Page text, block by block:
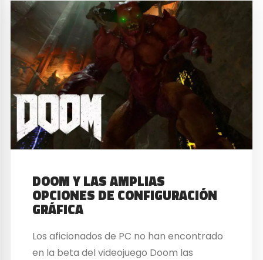
DOOM Y LAS AMPLIAS
OPCIONES DE CONFIGURACIÓN
GRÁFICA
Los aficionados de PC no han encontrado
en la beta del videojuego Doom las